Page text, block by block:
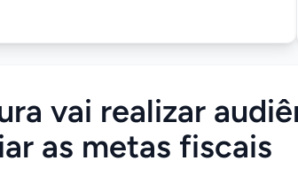
vai realizar
as metas fiscais